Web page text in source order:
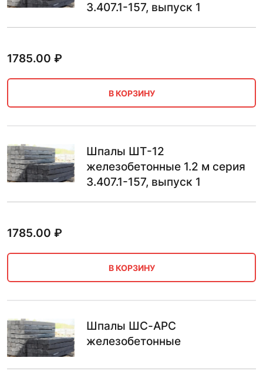
3.407.1-157, выпуск 1
1785.00 ₽
В КОРЗИНУ
Шпалы ШТ-12
железобетонные 1.2 м серия
3.407.1-157, выпуск 1
1785.00 ₽
В КОРЗИНУ
Шпалы ШС-АРС
железобетонные